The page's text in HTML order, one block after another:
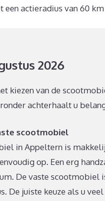
een actieradius van 60
2026
kiezen van de
achterhaalt u
scootmobiel
in Appeltern is
op. Een erg
De vaste
De juiste keuze als u